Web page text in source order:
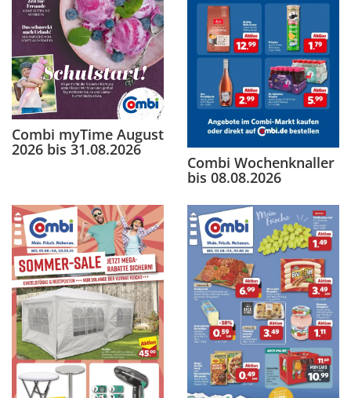
Combi myTime August
2026 bis 31.08.2026
Combi Wochenknaller
bis 08.08.2026